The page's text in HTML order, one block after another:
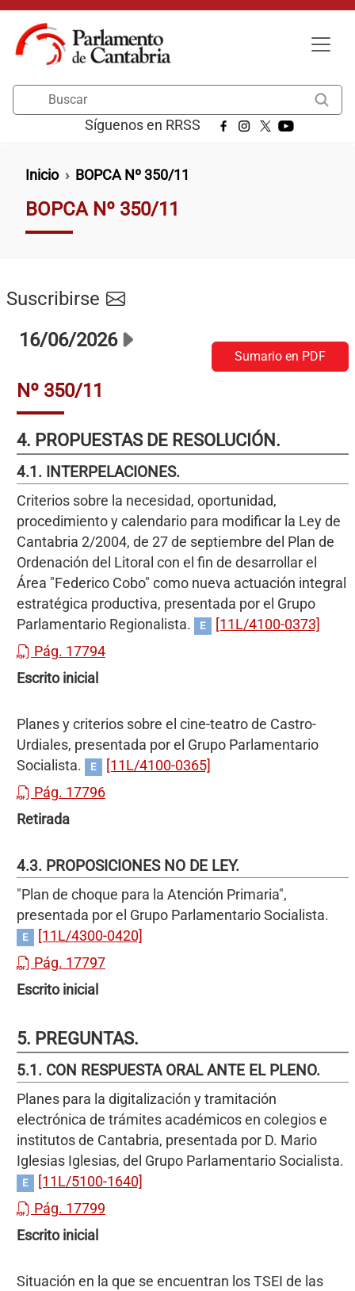
Pasar al contenido principal
Síguenos en RRSS
Ruta de navegación
Inicio BOPCA Nº 350/11
BOPCA Nº 350/11
Suscribirse
16/06/2026
Nº 350/11
Sumario en PDF
4. PROPUESTAS DE RESOLUCIÓN.
4.1. INTERPELACIONES.
Criterios sobre la necesidad, oportunidad,
procedimiento y calendario para modificar la Ley de
Cantabria 2/2004, de 27 de septiembre del Plan de
Ordenación del Litoral con el fin de desarrollar el
Área "Federico Cobo" como nueva actuación integral
estratégica productiva, presentada por el Grupo
Parlamentario Regionalista.
E
[11L/4100-0373]
Pág. 17794
Escrito inicial
Planes y criterios sobre el cine-teatro de Castro-
Urdiales, presentada por el Grupo Parlamentario
Socialista.
E
[11L/4100-0365]
Pág. 17796
Retirada
4.3. PROPOSICIONES NO DE LEY.
"Plan de choque para la Atención Primaria",
presentada por el Grupo Parlamentario Socialista.
E
[11L/4300-0420]
Pág. 17797
Escrito inicial
5. PREGUNTAS.
5.1. CON RESPUESTA ORAL ANTE EL PLENO.
Planes para la digitalización y tramitación
electrónica de trámites académicos en colegios e
institutos de Cantabria, presentada por D. Mario
Iglesias Iglesias, del Grupo Parlamentario Socialista.
E
[11L/5100-1640]
Pág. 17799
Escrito inicial
Situación en la que se encuentran los TSEI de las